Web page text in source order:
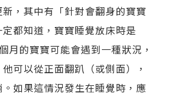
，其中有「針對會翻身的寶寶
都知道，寶寶睡覺放床時是
月的寶寶可能會遇到一種狀況，
可以從正面翻趴（或側面），
如果這情況發生在睡覺時，應